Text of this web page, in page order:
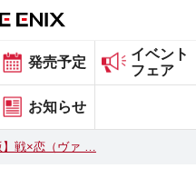
メニュー
発売予定
イベント
フェア
お知らせ
】戦×恋（ヴァ …